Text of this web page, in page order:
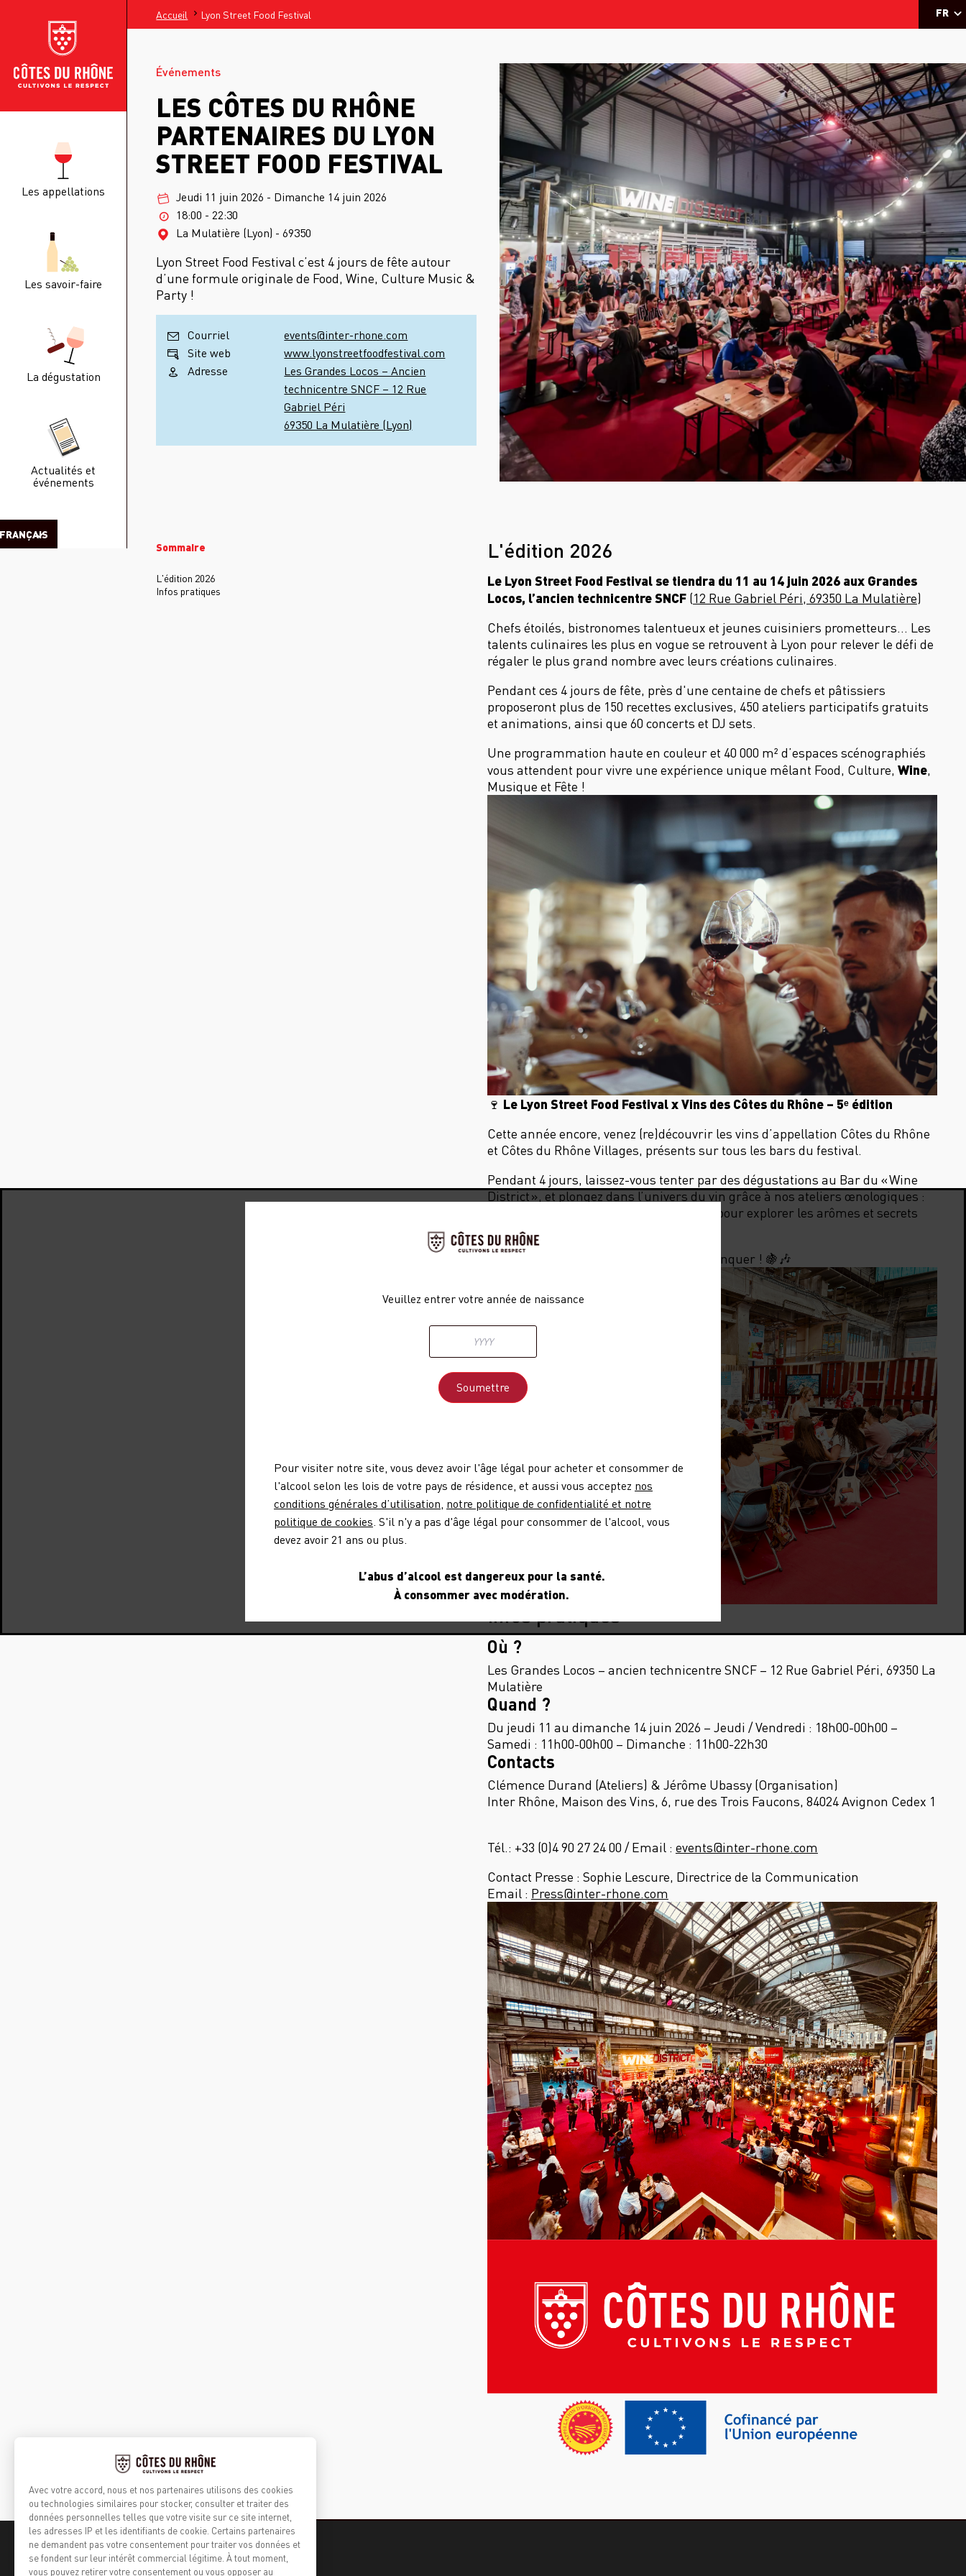
Les appellations
Les savoir-faire
La dégustation
Actualités et
événements
FRANÇAIS
Accueil Lyon Street Food Festival
Événements
LES CÔTES DU RHÔNE
PARTENAIRES DU LYON
STREET FOOD FESTIVAL
Jeudi 11 juin 2026 - Dimanche 14 juin 2026
18:00 - 22:30
La Mulatière (Lyon) - 69350
Lyon Street Food Festival c’est 4 jours de fête autour
d’une formule originale de Food, Wine, Culture Music &
Party !
Courriel
Site web
www.lyonstreetfoodfestival.com
Adresse
Les Grandes Locos – Ancien
technicentre SNCF – 12 Rue
Gabriel Péri
69350 La Mulatière (Lyon)
Sommaire
L'édition 2026
Infos pratiques
L'édition 2026
Le Lyon Street Food Festival se tiendra du 11 au 14 juin 2026 aux Grandes
Locos, l’ancien technicentre SNCF(12 Rue Gabriel Péri, 69350 La Mulatière)
Chefs étoilés, bistronomes talentueux et jeunes cuisiniers prometteurs… Les
talents culinaires les plus en vogue se retrouvent à Lyon pour relever le défi de
régaler le plus grand nombre avec leurs créations culinaires.
Pendant ces 4 jours de fête, près d'une centaine de chefs et pâtissiers
proposeront plus de 150 recettes exclusives, 450 ateliers participatifs gratuits
et animations, ainsi que 60 concerts et DJ sets.
Une programmation haute en couleur et 40 000 m² d’espaces scénographiés
vous attendent pour vivre une expérience unique mêlant Food, Culture, Wine,
Musique et Fête !
🍷 Le Lyon Street Food Festival x Vins des Côtes du Rhône – 5ᵉ édition
Cette année encore, venez (re)découvrir les vins d’appellation Côtes du Rhône
et Côtes du Rhône Villages, présents sur tous les bars du festival.
Pendant 4 jours, laissez-vous tenter par des dégustations au Bar du « Wine
District », et plongez dans l’univers du vin grâce à nos ateliers œnologiques :
24 sessions gratuites et ouvertes à tous pour explorer les arômes et secrets
des Côtes du Rhône.
Une expérience food & wine à ne pas manquer ! 🍇🎶
Infos pratiques
Où ?
Les Grandes Locos – ancien technicentre SNCF – 12 Rue Gabriel Péri, 69350 La
Mulatière
Quand ?
Du jeudi 11 au dimanche 14 juin 2026 – Jeudi / Vendredi : 18h00-00h00 –
Samedi : 11h00-00h00 – Dimanche : 11h00-22h30
Contacts
Clémence Durand (Ateliers) & Jérôme Ubassy (Organisation)
Inter Rhône, Maison des Vins, 6, rue des Trois Faucons, 84024 Avignon Cedex 1
Tél.: +33 (0)4 90 27 24 00 / Email : events@inter-rhone.com
Contact Presse : Sophie Lescure, Directrice de la Communication
Email : Press@inter-rhone.com
Veuillez entrer votre année de naissance
Pour visiter notre site, vous devez avoir l'âge légal pour acheter et consommer de
l'alcool selon les lois de votre pays de résidence, et aussi vous acceptez nos
conditions générales d’utilisation notre politique de confidentialité et notre
politique de cookies . S'il n'y a pas d'âge légal pour consommer de l'alcool, vous
devez avoir 21 ans ou plus.
L’abus d’alcool est dangereux pour la santé.
À consommer avec modération.